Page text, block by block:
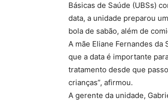
Básicas de Saúde (UBSs)
data, a unidade preparou
bola de sabão, além de
A mãe Eliane Fernandes da
que a data é importante
tratamento desde que
crianças”, afirmou.
A gerente da unidade,